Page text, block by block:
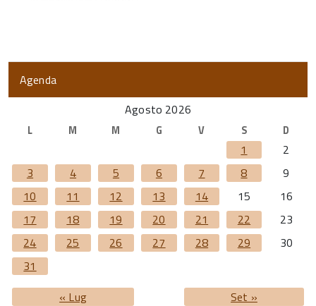
Agenda
Agosto 2026
L M M G V S D
1
2
3
4 5 6 7 8
9
10
11 12 13 14 15
16
17
18 19 20 21 22
23
24
25 26 27 28 29
30
31
« Lug
Set »